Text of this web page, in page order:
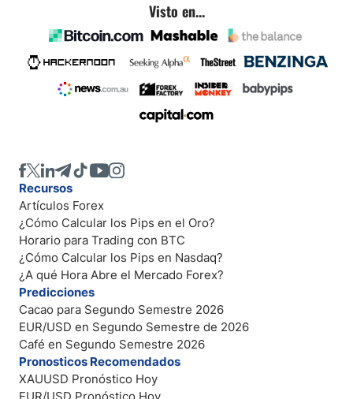
Visto en...
Recursos
Artículos Forex
¿Cómo Calcular los Pips en el Oro?
Horario para Trading con BTC
¿Cómo Calcular los Pips en Nasdaq?
¿A qué Hora Abre el Mercado Forex?
Predicciones
Cacao para Segundo Semestre 2026
EUR/USD en Segundo Semestre de 2026
Café en Segundo Semestre 2026
Pronosticos Recomendados
XAUUSD Pronóstico Hoy